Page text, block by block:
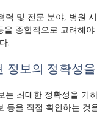
력 및 전문 분야, 병원
을 종합적으로 고려해
.
정보의 정확성
는 최대한 정확성을 기
등을 직접 확인하는 것